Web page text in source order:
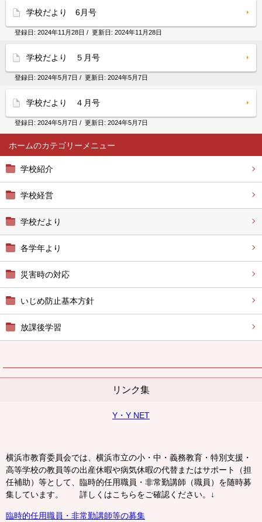
ホーム
学校紹介
学校経営
学校だより
各学年より
災害時の対応
いじめ防止基本方針
放課後学習
リンク集
Y・Y NET
横浜市教育委員会では、横浜市立の小・中・義務教育・特別支援・
高等学校の教員等の出産休暇や病気休暇の代替またはサポート（担
任補助）等として、臨時的任用職員・非常勤講師（職員）を随時募
集しています。 詳しくはこちらをご確認ください。↓
臨時的任用職員・非常勤講師等の募集
学校だより 6月号
登録日: 2024年11月28日 / 更新日: 2024年11月28日
学校だより ５月号
登録日: 2024年5月7日 / 更新日: 2024年5月7日
学校だより ４月号
登録日: 2024年5月7日 / 更新日: 2024年5月7日